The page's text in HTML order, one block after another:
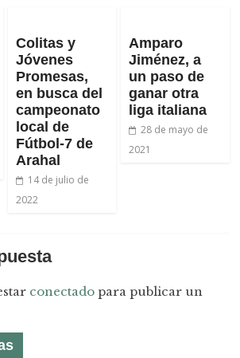
Colitas y
Jóvenes
Promesas,
en busca del
campeonato
local de
Fútbol-7 de
Arahal
14 de julio de
2022
Amparo
Jiménez, a
un paso de
ganar otra
liga italiana
28 de mayo de
2021
conectado para publicar un